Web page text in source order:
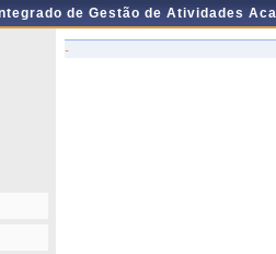
de Gestão de Atividades
-